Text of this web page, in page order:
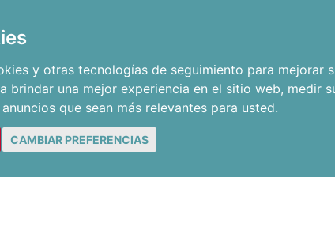
y otras tecnologías de seguimiento para mejorar
brindar una mejor experiencia en el sitio web, medir
que sean más relevantes para usted.
CAMBIAR PREFERENCIAS